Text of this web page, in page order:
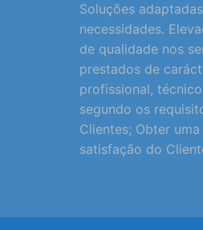
Soluções
necessidades.
de qualidade nos
prestados de
profissional,
segundo os
Clientes; Obter
satisfação do